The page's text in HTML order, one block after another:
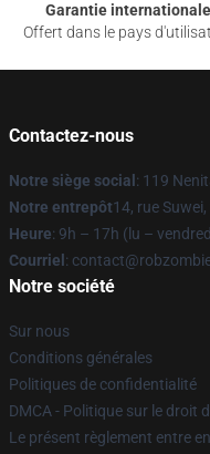
Garantie internationale
Offert dans le pays
Contactez-nous
Notre siège social : 119
Notre entrepôt14, rue
Heure: 9h – 17h (lu –
Courriel :
Notre société
Sur nous
Conditions générales
Politiques de confidentialité
DMCA - Politique sur le droit
Le présent règlement entre